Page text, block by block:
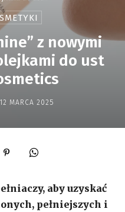
z nowymi
do ust
12 MARCA 2025
aby uzyskać
pełniejszych i